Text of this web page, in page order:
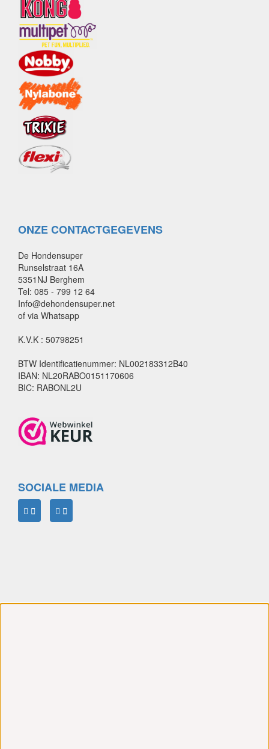
ONZE CONTACTGEGEVENS
De Hondensuper
Runselstraat 16A
5351NJ Berghem
Tel: 085 - 799 12 64
Info@dehondensuper.net
of via Whatsapp
K.V.K : 50798251
BTW Identificatienummer: NL002183312B40
IBAN: NL20RABO0151170606
BIC: RABONL2U
SOCIALE MEDIA